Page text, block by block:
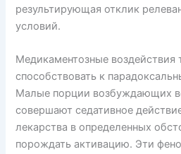
результирующая отклик
условий.
Медикаментозные воздействия
способствовать к
Малые порции возбуждающих
совершают седативное
лекарства в определенных
порождать активацию. Эти